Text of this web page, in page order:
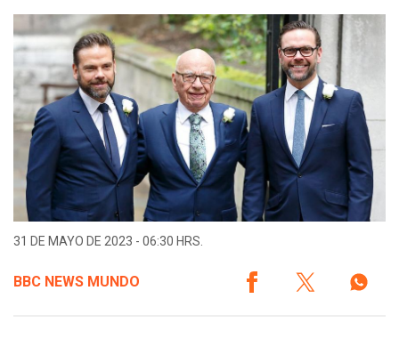
31 DE MAYO DE 2023 - 06:30 HRS.
BBC NEWS MUNDO